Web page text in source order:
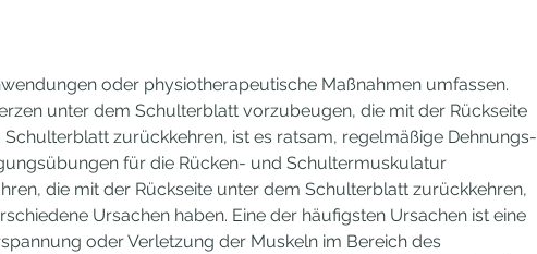
unter dem Schulterblatt vorzubeugen, die mit der Rückseite
zurückkehren, ist es ratsam, regelmäßige Dehnungs-
für die Rücken- und Schultermuskulatur
die mit der Rückseite unter dem Schulterblatt zurückkehren,
Ursachen haben. Eine der häufigsten Ursachen ist eine
oder Verletzung der Muskeln im Bereich des